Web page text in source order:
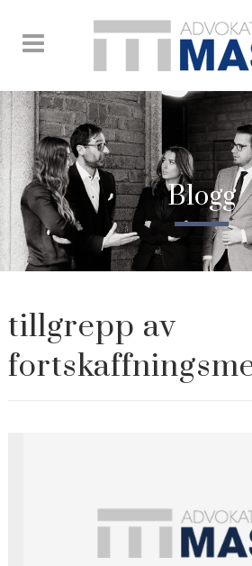
Blogg
tillgrepp av